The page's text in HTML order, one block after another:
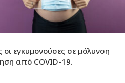
εγκυμονούσες σε μόλυνση
από COVID-19.